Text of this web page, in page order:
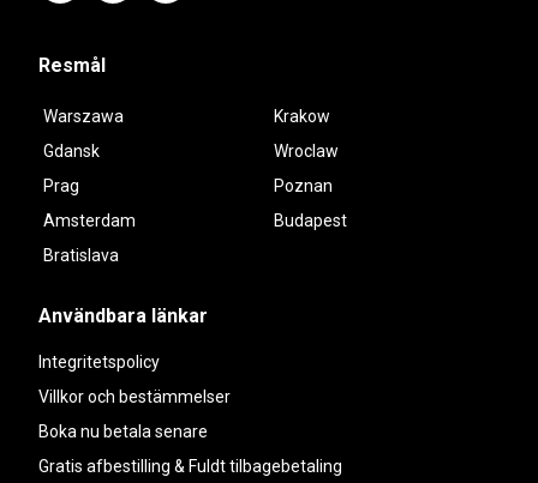
Resmål
Warszawa
Krakow
Gdansk
Wroclaw
Prag
Poznan
Amsterdam
Budapest
Bratislava
Användbara länkar
Integritetspolicy
Villkor och bestämmelser
Boka nu betala senare
Gratis afbestilling & Fuldt tilbagebetaling